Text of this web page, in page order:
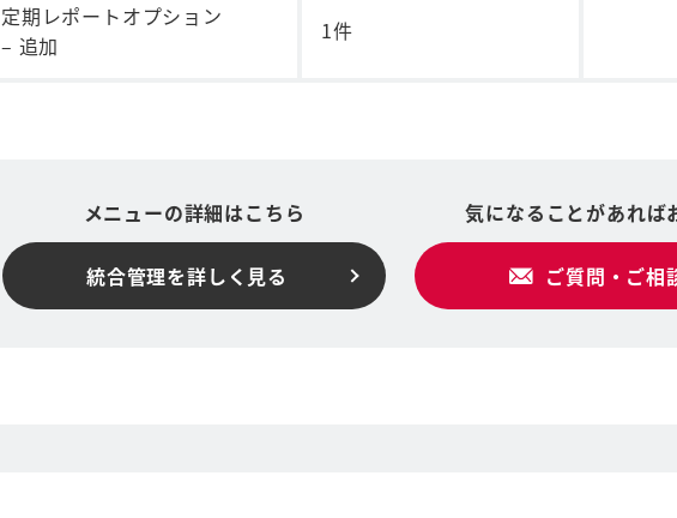
定期レポートオプション
– 追加
1件
メニューの詳細はこちら
統合管理を詳しく見る
気になることがあれば
ご質問・ご相